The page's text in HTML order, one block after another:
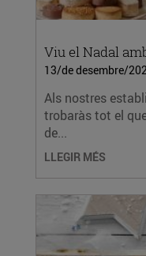
Viu el Nadal
13/de desembre/
Als nostres
trobaràs tot el
de...
LLEGIR MÉS